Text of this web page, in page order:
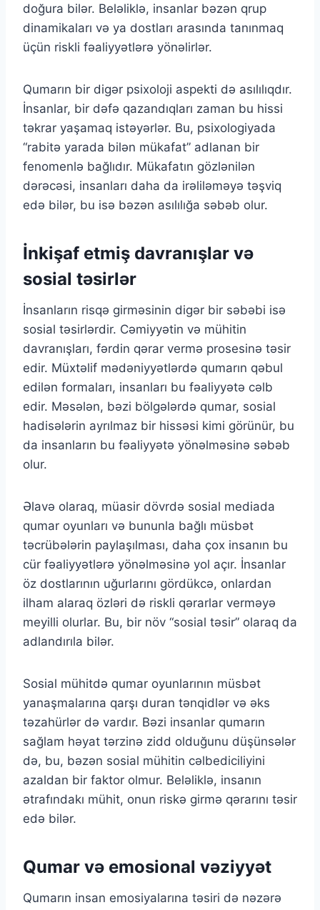
doğura bilər. Beləliklə, insanlar bəzən qrup
dinamikaları və ya dostları arasında tanınmaq
üçün riskli fəaliyyətlərə yönəlirlər.
Qumarın bir digər psixoloji aspekti də asılılıqdır.
İnsanlar, bir dəfə qazandıqları zaman bu hissi
təkrar yaşamaq istəyərlər. Bu, psixologiyada
“rabitə yarada bilən mükafat” adlanan bir
fenomenlə bağlıdır. Mükafatın gözlənilən
dərəcəsi, insanları daha da irəliləməyə təşviq
edə bilər, bu isə bəzən asılılığa səbəb olur.
İnkişaf etmiş davranışlar və
sosial təsirlər
İnsanların risqə girməsinin digər bir səbəbi isə
sosial təsirlərdir. Cəmiyyətin və mühitin
davranışları, fərdin qərar vermə prosesinə təsir
edir. Müxtəlif mədəniyyətlərdə qumarın qəbul
edilən formaları, insanları bu fəaliyyətə cəlb
edir. Məsələn, bəzi bölgələrdə qumar, sosial
hadisələrin ayrılmaz bir hissəsi kimi görünür, bu
da insanların bu fəaliyyətə yönəlməsinə səbəb
olur.
Əlavə olaraq, müasir dövrdə sosial mediada
qumar oyunları və bununla bağlı müsbət
təcrübələrin paylaşılması, daha çox insanın bu
cür fəaliyyətlərə yönəlməsinə yol açır. İnsanlar
öz dostlarının uğurlarını gördükcə, onlardan
ilham alaraq özləri də riskli qərarlar verməyə
meyilli olurlar. Bu, bir növ “sosial təsir” olaraq da
adlandırıla bilər.
Sosial mühitdə qumar oyunlarının müsbət
yanaşmalarına qarşı duran tənqidlər və əks
təzahürlər də vardır. Bəzi insanlar qumarın
sağlam həyat tərzinə zidd olduğunu düşünsələr
də, bu, bəzən sosial mühitin cəlbediciliyini
azaldan bir faktor olmur. Beləliklə, insanın
ətrafındakı mühit, onun riskə girmə qərarını təsir
edə bilər.
Qumar və emosional vəziyyət
Qumarın insan emosiyalarına təsiri də nəzərə